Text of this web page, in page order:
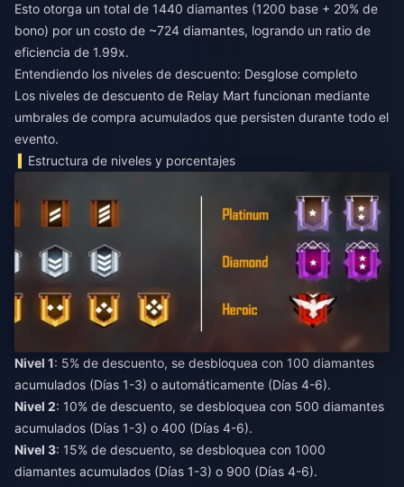
Esto otorga un total de 1440 diamantes (1200 base + 20% de
bono) por un costo de ~724 diamantes, logrando un ratio de
eficiencia de 1.99x.
Entendiendo los niveles de descuento: Desglose completo
Los niveles de descuento de Relay Mart funcionan mediante
umbrales de compra acumulados que persisten durante todo el
evento.
Estructura de niveles y porcentajes
Nivel 1: 5% de descuento, se desbloquea con 100 diamantes
acumulados (Días 1-3) o automáticamente (Días 4-6).
Nivel 2: 10% de descuento, se desbloquea con 500 diamantes
acumulados (Días 1-3) o 400 (Días 4-6).
Nivel 3: 15% de descuento, se desbloquea con 1000
diamantes acumulados (Días 1-3) o 900 (Días 4-6).